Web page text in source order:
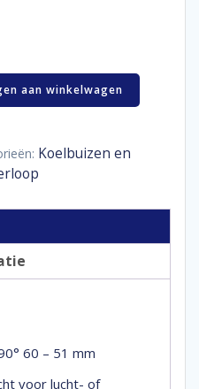
aan winkelwagen
Koelbuizen en
60 – 51 mm
voor lucht- of